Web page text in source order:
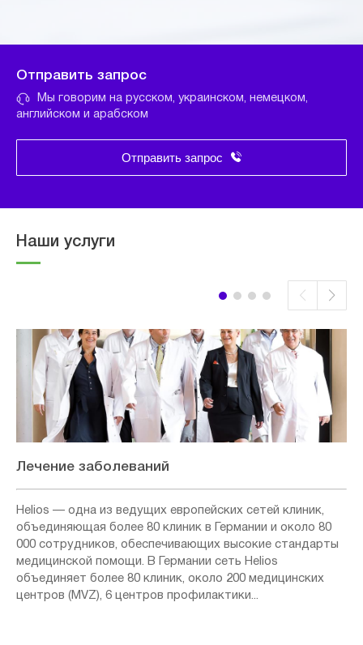
Отправить запрос
Мы говорим на русском, украинском, немецком,
английском и арабском
Отправить запрос
Наши услуги
Лечение заболеваний
Helios — одна из ведущих европейских сетей клиник,
объединяющая более 80 клиник в Германии и около 80
000 сотрудников, обеспечивающих высокие стандарты
медицинской помощи. В Германии сеть Helios
объединяет более 80 клиник, около 200 медицинских
центров (MVZ), 6 центров профилактики...